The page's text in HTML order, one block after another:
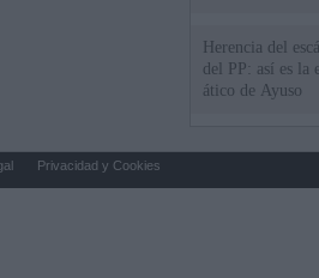
Herencia del
del PP: así es la
ático de Ayuso
Privacidad y Cookies